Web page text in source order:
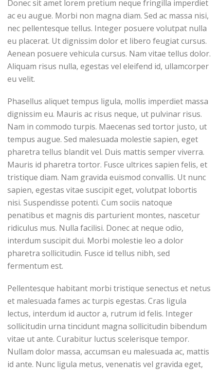
Donec sit amet lorem pretium neque fringilla imperdiet
ac eu augue. Morbi non magna diam. Sed ac massa nisi,
nec pellentesque tellus. Integer posuere volutpat nulla
eu placerat. Ut dignissim dolor et libero feugiat cursus.
Aenean posuere vehicula cursus. Nam vitae tellus dolor.
Aliquam risus nulla, egestas vel eleifend id, ullamcorper
eu velit.
Phasellus aliquet tempus ligula, mollis imperdiet massa
dignissim eu. Mauris ac risus neque, ut pulvinar risus.
Nam in commodo turpis. Maecenas sed tortor justo, ut
tempus augue. Sed malesuada molestie sapien, eget
pharetra tellus blandit vel. Duis mattis semper viverra.
Mauris id pharetra tortor. Fusce ultrices sapien felis, et
tristique diam. Nam gravida euismod convallis. Ut nunc
sapien, egestas vitae suscipit eget, volutpat lobortis
nisi. Suspendisse potenti. Cum sociis natoque
penatibus et magnis dis parturient montes, nascetur
ridiculus mus. Nulla facilisi. Donec at neque odio,
interdum suscipit dui. Morbi molestie leo a dolor
pharetra sollicitudin. Fusce id tellus nibh, sed
fermentum est.
Pellentesque habitant morbi tristique senectus et netus
et malesuada fames ac turpis egestas. Cras ligula
lectus, interdum id auctor a, rutrum id felis. Integer
sollicitudin urna tincidunt magna sollicitudin bibendum
vitae ut ante. Curabitur luctus scelerisque tempor.
Nullam dolor massa, accumsan eu malesuada ac, mattis
id ante. Nunc ligula metus, venenatis vel gravida eget,